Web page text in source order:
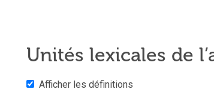
Unités lexicales de
Afficher les définitions